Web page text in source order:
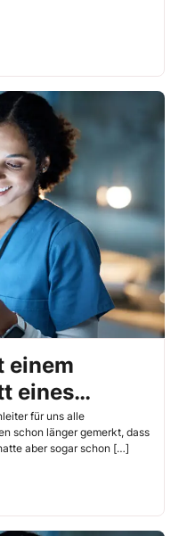
einem
eines
für uns alle
schon länger gemerkt, dass
aber sogar schon […]